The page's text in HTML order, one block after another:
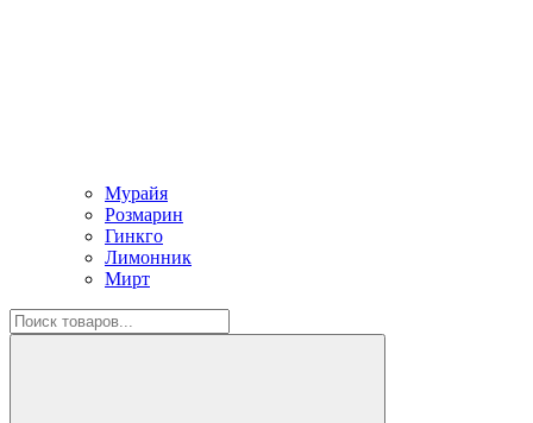
Мурайя
Розмарин
Гинкго
Лимонник
Мирт